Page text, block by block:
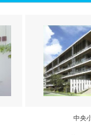
中央